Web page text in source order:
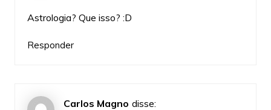
Astrologia? Que isso? :D
Responder
Carlos Magno disse: